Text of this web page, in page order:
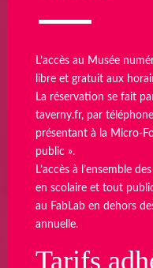
L’accès au Musée
libre et gratuit aux
La réservation se fait
taverny.fr, par
présentant à la Micro-
public ».
L’accès à l’ensemble
en scolaire et tout
au FabLab en dehors
annuelle.
Tarifs